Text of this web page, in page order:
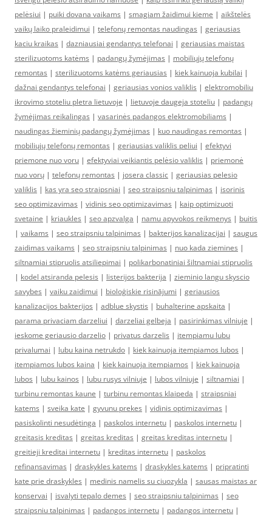
pelėsiui | puiki dovana vaikams | smagiam žaidimui kieme | aikštelės
vaikų laiko praleidimui | telefonų remontas naudingas | geriausias
kaciu kraikas | dazniausiai gendantys telefonai | geriausias maistas
sterilizuotoms katėms | padangų žymėjimas | mobiliųjų telefonų
remontas | sterilizuotoms katėms geriausias | kiek kainuoja kubilai |
dažnai gendantys telefonai | geriausias vonios valiklis | elektromobiliu
ikrovimo stoteliu pletra lietuvoje | lietuvoje daugeja stoteliu | padangų
žymėjimas reikalingas | vasarinės padangos elektromobiliams |
naudingas žieminių padangų žymėjimas | kuo naudingas remontas |
mobiliųjų telefonų remontas | geriausias valiklis peliui | efektyvi
priemone nuo voru | efektyviai veikiantis pelėsio valiklis | priemonė
nuo vorų | telefonų remontas | josera classic | geriausias pelesio
valiklis | kas yra seo straipsniai | seo straipsniu talpinimas | isorinis
seo optimizavimas | vidinis seo optimizavimas | kaip optimizuoti
svetaine | kriaukles | seo apzvalga | namu apyvokos reikmenys | buitis
| vaikams | seo straipsniu talpinimas | bakterijos kanalizacijai | saugus
zaidimas vaikams | seo straipsniu talpinimas | nuo kada ziemines |
siltnamiai stipruolis atsiliepimai | polikarbonatiniai šiltnamiai stipruolis
| kodel atsiranda pelesis | listerijos bakterija | zieminio langu skyscio
savybes | vaiku zaidimui | bioloģiskie risinājumi | geriausios
kanalizacijos bakterijos | adblue skystis | buhalterine apskaita |
parama privaciam darzeliui | darzeliai gelbeja | pasirinkimas vilniuje |
ieskome geriausio darzelio | privatus darzelis | itempiamu lubu
privalumai | lubu kaina netrukdo | kiek kainuoja itempiamos lubos |
itempiamos lubos kaina | kiek kainuoja itempiamos | kiek kainuoja
lubos | lubu kainos | lubu rusys vilniuje | lubos vilniuje | siltnamiai |
turbinu remontas kaune | turbinu remontas klaipeda | straipsniai
katems | sveika kate | gyvunu prekes | vidinis optimizavimas |
pasiskolinti nesudėtinga | paskolos internetu | paskolos internetu |
greitasis kreditas | greitas kreditas | greitas kreditas internetu |
greitieji kreditai internetu | kreditas internetu | paskolos
refinansavimas | draskykles katems | draskykles katems | pripratinti
kate prie draskykles | medinis namelis su ciuozykla | sausas maistas ar
konservai | isvalyti tepalo demes | seo straipsniu talpinimas | seo
straipsniu talpinimas | padangos internetu | padangos internetu |